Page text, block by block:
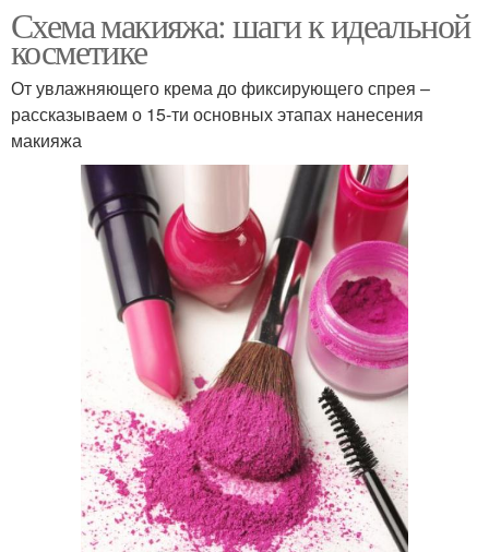
Схема макияжа: шаги к идеальной
косметике
От увлажняющего крема до фиксирующего спрея –
рассказываем о 15-ти основных этапах нанесения
макияжа